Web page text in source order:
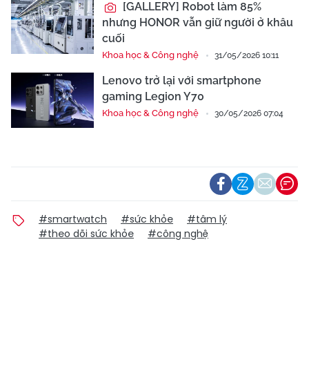
[GALLERY] Robot làm 85%
nhưng HONOR vẫn giữ người ở khâu
cuối
Khoa học & Công nghệ 31/05/2026 10:11
Lenovo trở lại với smartphone
gaming Legion Y70
Khoa học & Công nghệ 30/05/2026 07:04
#smartwatch #sức khỏe
#tâm lý
#theo dõi sức khỏe
#công nghệ